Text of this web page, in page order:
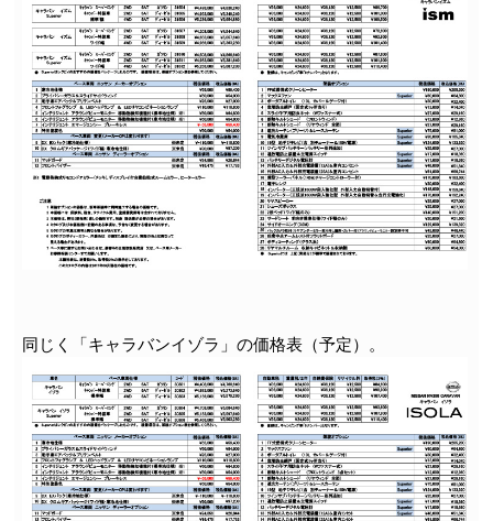
同じく「キャラバンイゾラ」の価格表（予定）。